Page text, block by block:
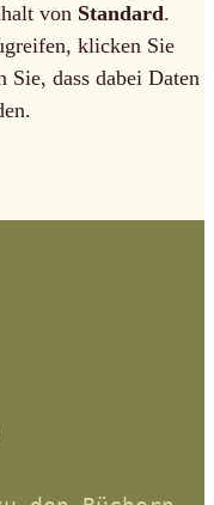
von Standard.
klicken Sie
Sie, dass dabei Daten